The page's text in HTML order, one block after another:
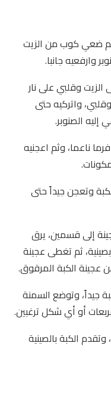
ثم ضعي كوب من الزيت
وارفعيه جانبا.
الزيت وقلبي على نار
واتركيه حتى
الصنوبر.
ناعما، وثم اعجنيه
وتعجن جيداً حتى
إلى قسمين، يرق
ثم تغطى عجينة
عجينة الكبة المرقوق.
جيداً، وتوضع السمنة
أو أي شكل ترغبين.
للفرن لمدة 25 دقيقة، وتقدم الكبة بالصينية